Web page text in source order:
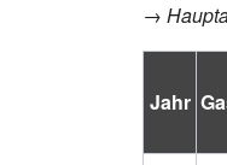
→
Jahr